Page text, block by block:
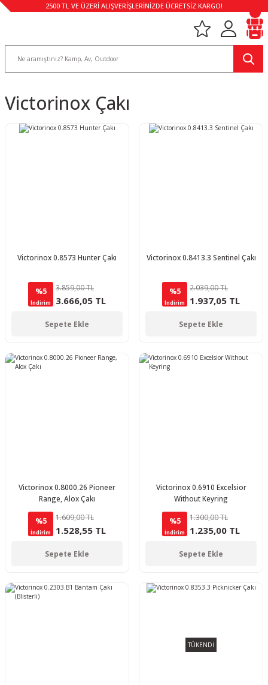
2500 TL VE ÜZERİ ALIŞVERİŞLERİNİZDE ÜCRETSİZ KARGO!
Victorinox Çakı
Victorinox 0.8573 Hunter Çakı
%5
İndirim
3.859,00 TL
3.666,05 TL
Sepete Ekle
Victorinox 0.8413.3 Sentinel Çakı
%5
İndirim
2.039,00 TL
1.937,05 TL
Sepete Ekle
Victorinox 0.8000.26 Pioneer
Range, Alox Çakı
%5
İndirim
1.609,00 TL
1.528,55 TL
Sepete Ekle
Victorinox 0.6910 Excelsior
Without Keyring
%5
İndirim
1.300,00 TL
1.235,00 TL
Sepete Ekle
TÜKENDİ